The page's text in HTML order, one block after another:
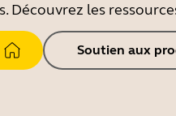
les
Soutien aux